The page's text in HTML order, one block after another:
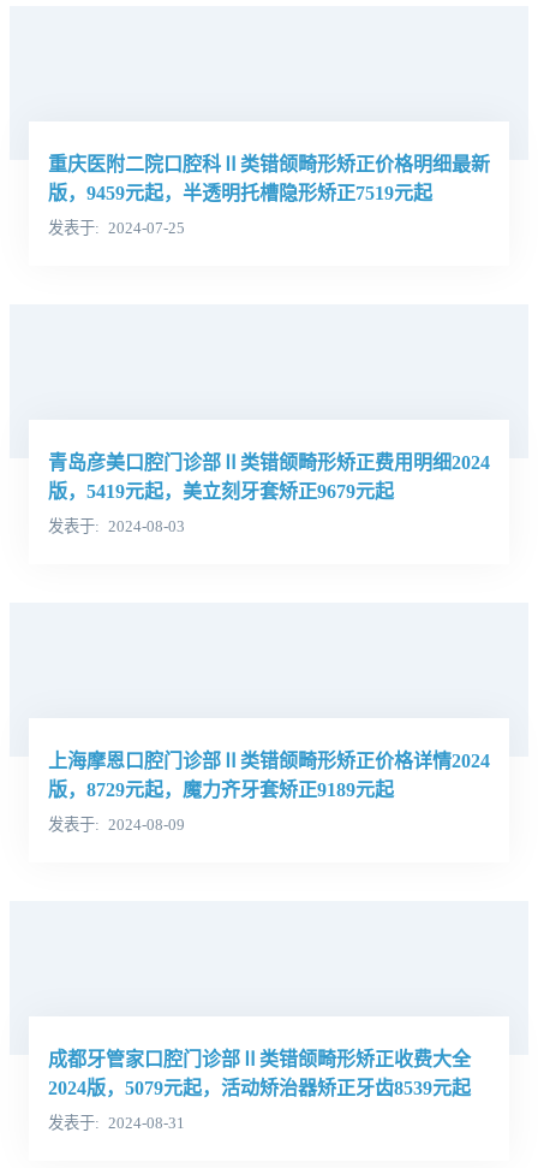
重庆医附二院口腔科Ⅱ类错颌畸形矫正价格明细最新
版，9459元起，半透明托槽隐形矫正7519元起
发表于 2024-07-25
青岛彦美口腔门诊部Ⅱ类错颌畸形矫正费用明细2024
版，5419元起，美立刻牙套矫正9679元起
发表于 2024-08-03
上海摩恩口腔门诊部Ⅱ类错颌畸形矫正价格详情2024
版，8729元起，魔力齐牙套矫正9189元起
发表于 2024-08-09
成都牙管家口腔门诊部Ⅱ类错颌畸形矫正收费大全
2024版，5079元起，活动矫治器矫正牙齿8539元起
发表于 2024-08-31